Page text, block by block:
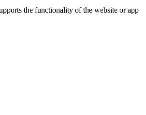
the functionality of the website or app